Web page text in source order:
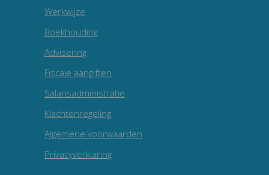
Werkwijze
Boekhouding
Advisering
Fiscale aangiften
Salarisadministratie
Klachtenregeling
Algemene voorwaarden
Privacyverklaring